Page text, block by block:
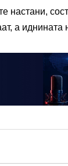
настани,
а